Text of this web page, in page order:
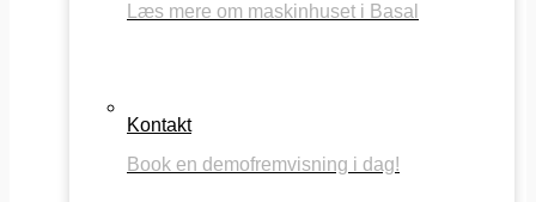
Læs mere om maskinhuset i Basal
Kontakt
Book en demofremvisning i dag!